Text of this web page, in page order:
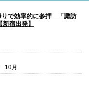
りで効率的に参拝 「諏訪
宿出発】
10月